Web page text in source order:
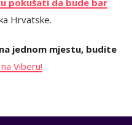
pokušati da bude bar
Hrvatske.
jednom mjestu, budite
Viberu!